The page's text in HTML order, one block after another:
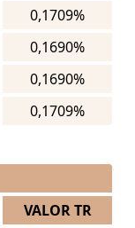
0,1709%
0,1690%
0,1690%
0,1709%
VALOR TR